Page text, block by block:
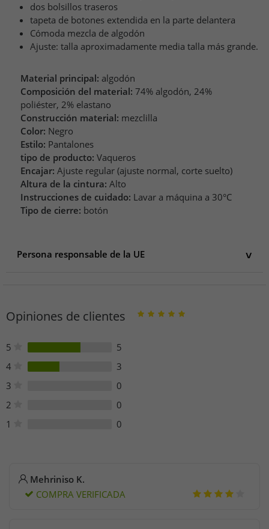
dos bolsillos traseros
tapeta de botones extendida en la parte delantera
Cómoda mezcla de algodón
Ajuste: talla aproximadamente media talla más grande.
Material principal: algodón
Composición del material: 74% algodón, 24%
poliéster, 2% elastano
Construcción material: mezclilla
Color: Negro
Estilo: Pantalones
tipo de producto: Vaqueros
Encajar: Ajuste regular (ajuste normal, corte suelto)
Altura de la cintura: Alto
Instrucciones de cuidado: Lavar a máquina a 30°C
Tipo de cierre: botón
Persona responsable de la UE
22179 Hamburg
customer-service@aproductz.com
Opiniones de clientes
5
5
4
3
3
0
2
0
1
0
Mehriniso K.
COMPRA VERIFICADA